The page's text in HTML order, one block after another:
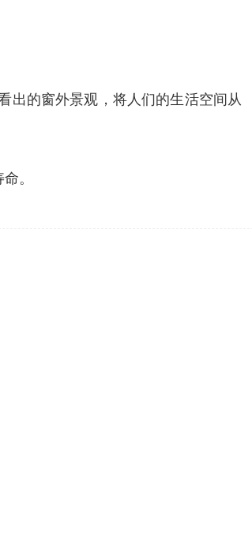
出的窗外景观，将人们的生活空间从
。